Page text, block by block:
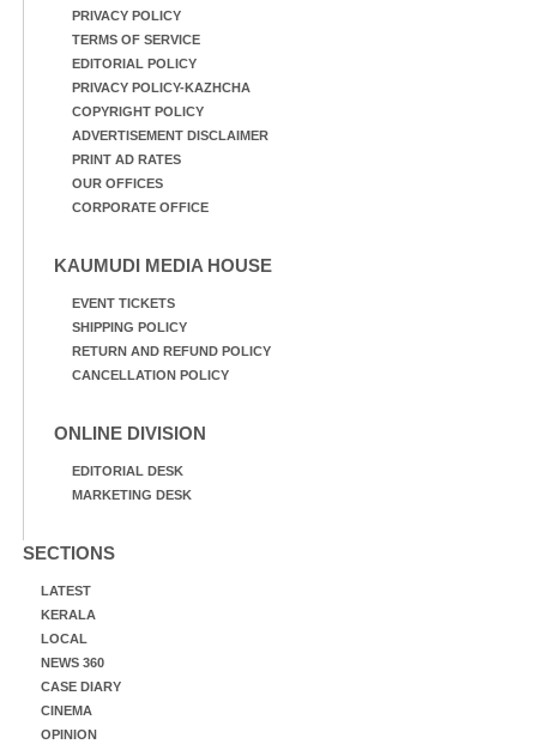
PRIVACY POLICY
TERMS OF SERVICE
EDITORIAL POLICY
PRIVACY POLICY-KAZHCHA
COPYRIGHT POLICY
ADVERTISEMENT DISCLAIMER
PRINT AD RATES
OUR OFFICES
CORPORATE OFFICE
KAUMUDI MEDIA HOUSE
EVENT TICKETS
SHIPPING POLICY
RETURN AND REFUND POLICY
CANCELLATION POLICY
ONLINE DIVISION
EDITORIAL DESK
MARKETING DESK
SECTIONS
LATEST
KERALA
LOCAL
NEWS 360
CASE DIARY
CINEMA
OPINION